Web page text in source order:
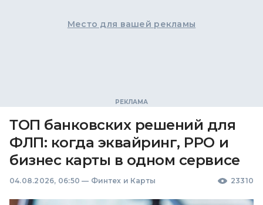
Место для вашей рекламы
ТОП банковских решений для
ФЛП: когда эквайринг, РРО и
бизнес карты в одном сервисе
04.08.2026, 06:50 — Финтех и Карты 23310